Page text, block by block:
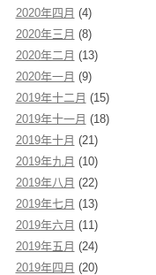
2020年四月 (4)
2020年三月 (8)
2020年二月 (13)
2020年一月 (9)
2019年十二月 (15)
2019年十一月 (18)
2019年十月 (21)
2019年九月 (10)
2019年八月 (22)
2019年七月 (13)
2019年六月 (11)
2019年五月 (24)
2019年四月 (20)